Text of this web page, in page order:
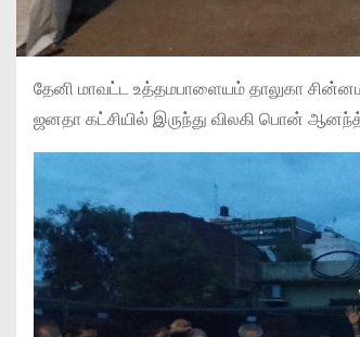
தேனி மாவட்ட உத்தமபாளையம் தாலுகா
ஜனதா கட்சியில் இருந்து விலகி பொன்